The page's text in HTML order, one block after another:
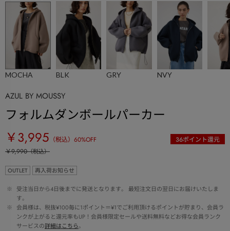
MOCHA BLK GRY NVY
AZUL BY MOUSSY
フォルムダンボールパーカー
￥3,995 （税込） 60%OFF 36ポイント還元
￥9,990（税込）
OUTLET 再入荷お知らせ
※
受注当日から4日後までに発送となります。 最短注文日の翌日にお届けいたしま
す。
※
会員様は、税抜¥100毎に1ポイント＝¥1でご利用頂けるポイントが貯まり、会員ラ
ンクが上がると還元率もUP！会員様限定セールや送料無料などお得な会員ランク
サービスの詳細はこちら。